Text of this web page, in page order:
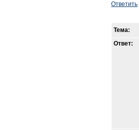
Ответить
Тема:
Ответ: